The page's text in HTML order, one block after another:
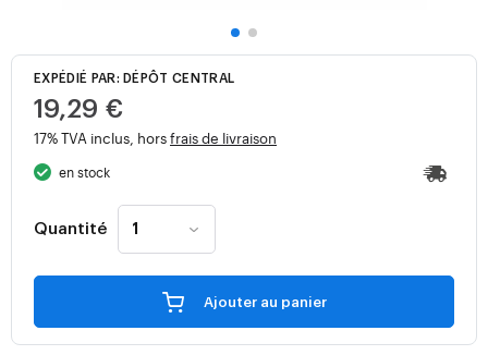
EXPÉDIÉ PAR: DÉPÔT CENTRAL
19,29 €
17% TVA inclus, horsfrais de livraison
en stock
Quantité
Ajouter au panier